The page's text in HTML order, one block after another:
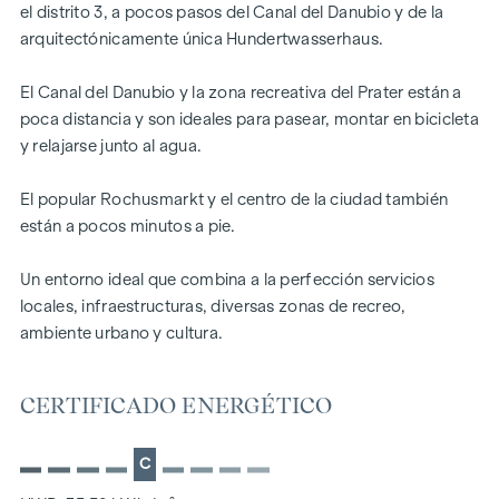
diseño y el mobiliario.
arquitectura exclusiva - espacio para su diseño individual
fantásticas vistas y panorámicas sobre la ciudad.
9 exclusivos pisos de pleno dominio
m²
Posibilidad de variantes más grandes (hasta 400 m²)
La casa de sus sueños en sus manos | Las líneas de
Logias, balcones, terrazas y azoteas
Calefacción urbana
Aire acondicionado
el distrito 3, a pocos pasos del Canal del Danubio y de la
arquitectónicamente única Hundertwasserhaus.
El Canal del Danubio y la zona recreativa del Prater están a
poca distancia y son ideales para pasear, montar en bicicleta
y relajarse junto al agua.
El popular Rochusmarkt y el centro de la ciudad también
están a pocos minutos a pie.
Un entorno ideal que combina a la perfección servicios
locales, infraestructuras, diversas zonas de recreo,
ambiente urbano y cultura.
CERTIFICADO ENERGÉTICO
C